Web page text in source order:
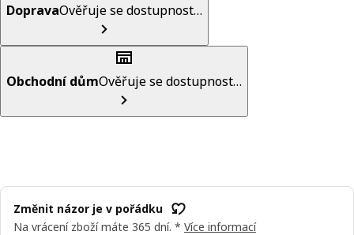
DopravaOvěřuje se dostupnost…
Obchodní důmOvěřuje se dostupnost…
Změnit názor je v pořádku
Na vrácení zboží máte 365 dní. * Více informací